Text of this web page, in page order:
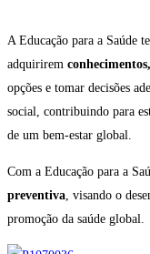
A Educação para a Saúde
adquirirem
opções e tomar decisões
social, contribuindo para
de um bem-estar global.
Com a Educação para a
preventiva, visando o
promoção da saúde global.